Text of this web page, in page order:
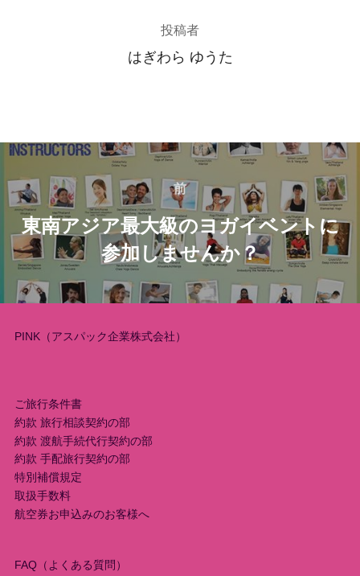
投稿者
はぎわら ゆうた
投
稿
ナ
ビ
ゲ
ー
ョ
ン
前
前
東南アジア最大級のヨガイベントに
参加しませんか？
PINK（アスパック企業株式会社）
ご旅行条件書
約款 旅行相談契約の部
約款 渡航手続代行契約の部
約款 手配旅行契約の部
特別補償規定
取扱手数料
航空券お申込みのお客様へ
FAQ（よくある質問）